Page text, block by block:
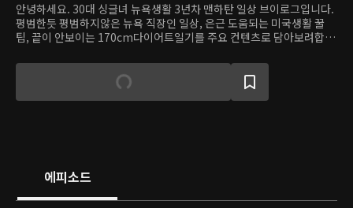
안녕하세요. 30대 싱글녀 뉴욕생활 3년차 맨하탄 일상 브이로그입니다.
평범한듯 평범하지않은 뉴욕 직장인 일상, 은근 도움되는 미국생활 꿀
팁, 끝이 안보이는 170cm다이어트일기를 주요 컨텐츠로 담아보려합니
에피소드